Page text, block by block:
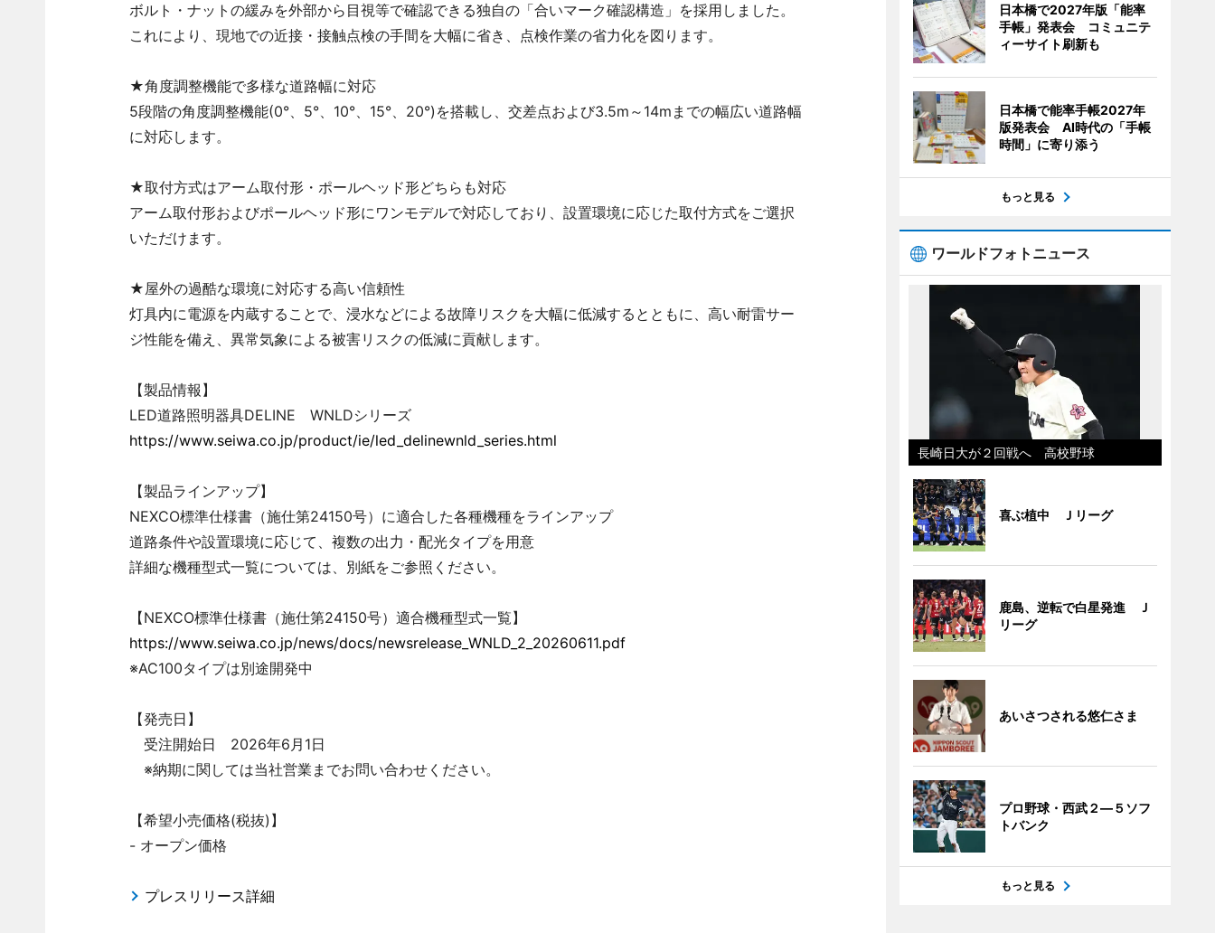
ボルト・ナットの緩みを外部から目視等で確認できる独自の「合いマーク確認構造」を採用しました。
これにより、現地での近接・接触点検の手間を大幅に省き、点検作業の省力化を図ります。
★角度調整機能で多様な道路幅に対応
5段階の角度調整機能(0°、5°、10°、15°、20°)を搭載し、交差点および3.5m～14mまでの幅広い道路幅
に対応します。
★取付方式はアーム取付形・ポールヘッド形どちらも対応
アーム取付形およびポールヘッド形にワンモデルで対応しており、設置環境に応じた取付方式をご選択
いただけます。
★屋外の過酷な環境に対応する高い信頼性
灯具内に電源を内蔵することで、浸水などによる故障リスクを大幅に低減するとともに、高い耐雷サー
ジ性能を備え、異常気象による被害リスクの低減に貢献します。
【製品情報】
LED道路照明器具DELINE WNLDシリーズ
https://www.seiwa.co.jp/product/ie/led_delinewnld_series.html
【製品ラインアップ】
NEXCO標準仕様書（施仕第24150号）に適合した各種機種をラインアップ
道路条件や設置環境に応じて、複数の出力・配光タイプを用意
詳細な機種型式一覧については、別紙をご参照ください。
【NEXCO標準仕様書（施仕第24150号）適合機種型式一覧】
https://www.seiwa.co.jp/news/docs/newsrelease_WNLD_2_20260611.pdf
※AC100タイプは別途開発中
【発売日】
受注開始日 2026年6月1日
※納期に関しては当社営業までお問い合わせください。
【希望小売価格(税抜)】
- オープン価格
プレスリリース詳細
日本橋で2027年版「能率
手帳」発表会 コミュニテ
ィーサイト刷新も
日本橋で能率手帳2027年
版発表会 AI時代の「手帳
時間」に寄り添う
もっと見る
ワールドフォトニュース
長崎日大が２回戦へ 高校野球
喜ぶ植中 Ｊリーグ
鹿島、逆転で白星発進 Ｊ
リーグ
あいさつされる悠仁さま
プロ野球・西武２―５ソフ
トバンク
もっと見る